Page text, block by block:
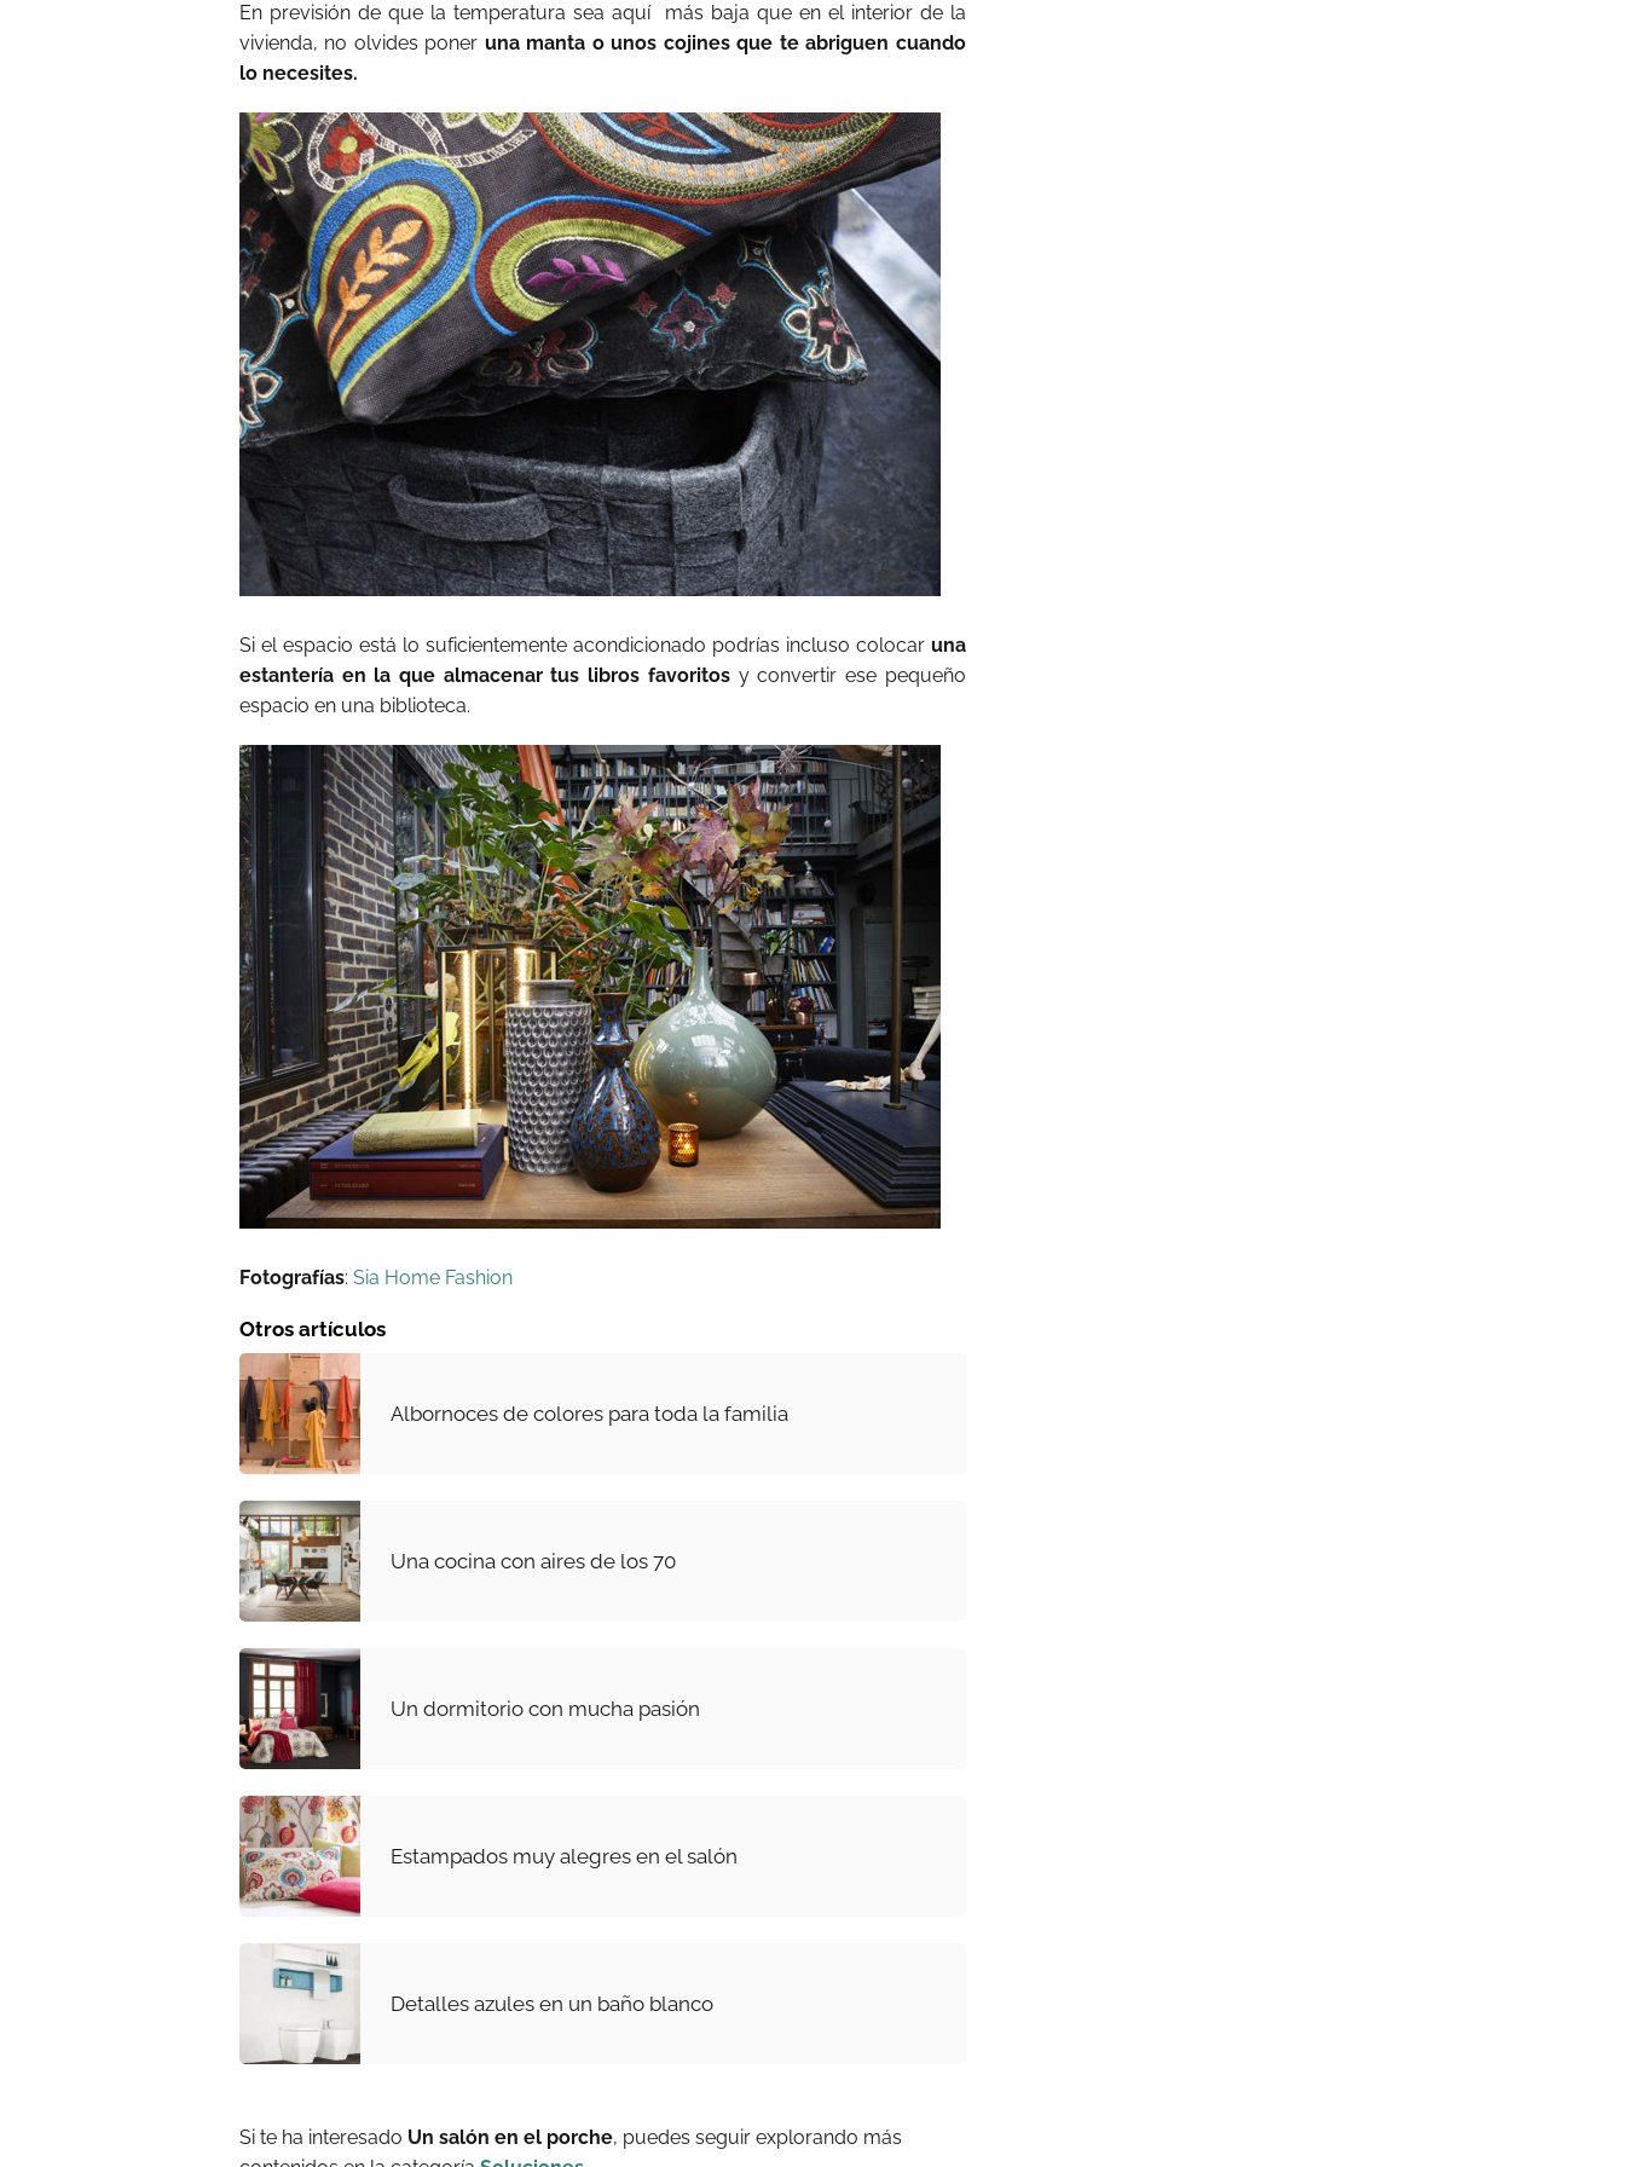
En previsión de que la temperatura sea aquí
más baja que en el interior de la
vivienda, no olvides poner una manta o unos cojines que te abriguen cuando
lo necesites.
Si el espacio está lo suficientemente acondicionado podrías incluso colocaruna
estantería en la que almacenar tus libros favoritosy convertir ese pequeño
espacio en una biblioteca.
Fotografías: Sia Home Fashion
Otros artículos
Albornoces de colores para toda la familia
Una cocina con aires de los 70
Un dormitorio con mucha pasión
Estampados muy alegres en el salón
Detalles azules en un baño blanco
Si te ha interesado Un salón en el porche, puedes seguir explorando más